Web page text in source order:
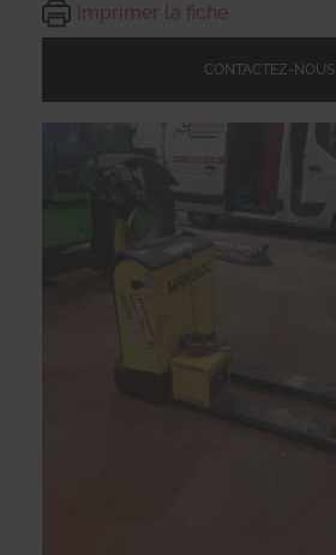
Imprimer la fiche
CONTACTEZ-NOUS